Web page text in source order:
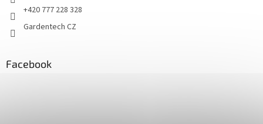
+420 777 228 328
Gardentech CZ
Facebook